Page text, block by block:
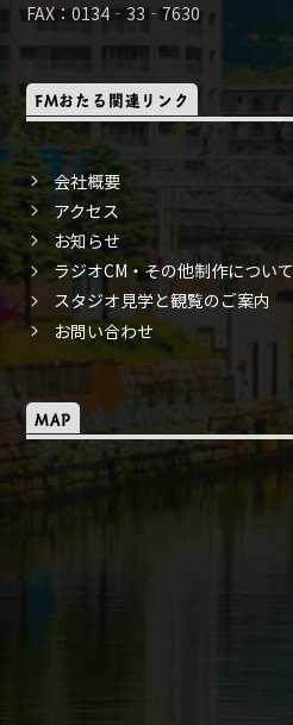
FAX：0134‐33‐7630
FMおたる関連リンク
会社概要
アクセス
お知らせ
ラジオCM・その他制作について
スタジオ見学と観覧のご案内
お問い合わせ
MAP